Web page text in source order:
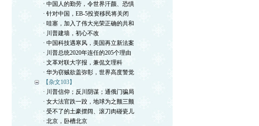
· 中国人的勤劳，令世界汗颜、恐惧
· 针对中国，EB-5投资移民将关闭
· 哇塞，加入了伟大光荣正确的共和
· 川普建墙，初心不改
· 中国科技遇寒风，美国再立新法案
· 川普总统2020年连任的205个理由
· 文革对联大字报，兼侃文理科
· 华为窃贼欲盖弥彰，世界高度警觉
【杂文103】
· 川普信仰；反川阴谋；通俄门骗局
· 女大法官跌一跤，地球为之颤三颤
· 受不了的土豪摆阔、滚刀肉碰瓷儿
· 北京，卧槽北京